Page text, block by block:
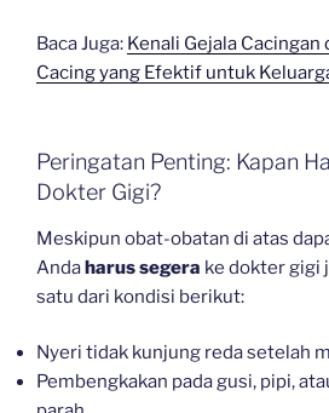
Baca Juga: Kenali Gejala Cacingan
Cacing yang Efektif untuk
Peringatan Penting: Kapan
Dokter Gigi?
Meskipun obat-obatan di atas
Andaharus segera ke dokter gigi
satu dari kondisi berikut:
Nyeri tidak kunjung reda setelah
Pembengkakan pada gusi, pipi,